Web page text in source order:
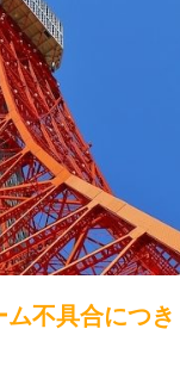
不具合につき